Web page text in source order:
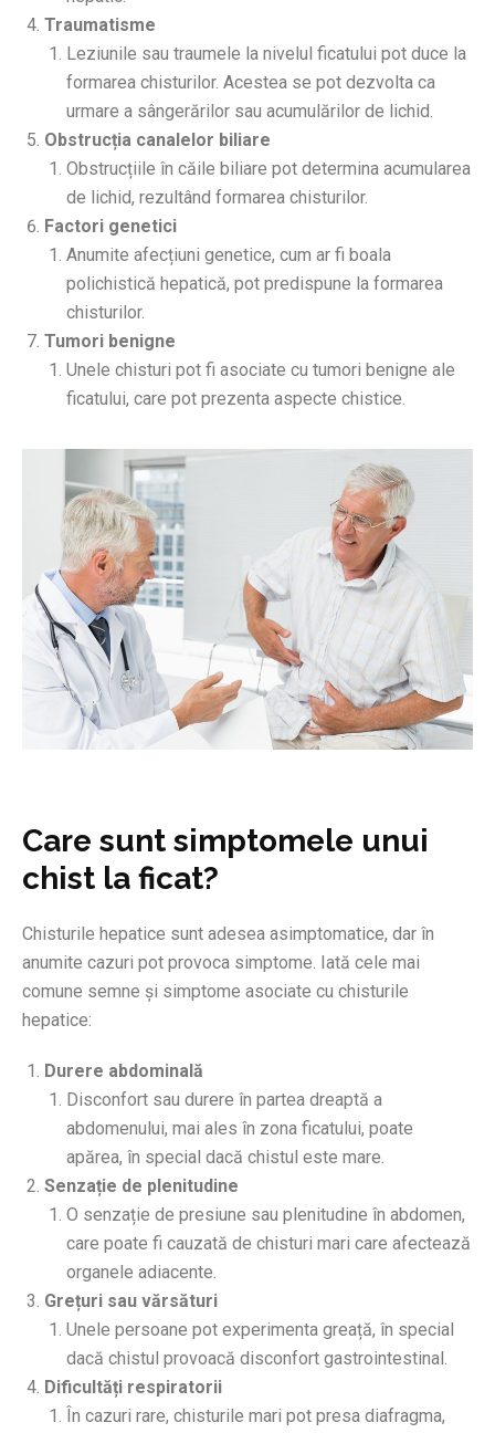
Traumatisme
Leziunile sau traumele la nivelul ficatului pot duce la
formarea chisturilor. Acestea se pot dezvolta ca
urmare a sângerărilor sau acumulărilor de lichid.
Obstrucția canalelor biliare
Obstrucțiile în căile biliare pot determina acumularea
de lichid, rezultând formarea chisturilor.
Factori genetici
Anumite afecțiuni genetice, cum ar fi boala
polichistică hepatică, pot predispune la formarea
chisturilor.
Tumori benigne
Unele chisturi pot fi asociate cu tumori benigne ale
ficatului, care pot prezenta aspecte chistice.
Care sunt simptomele unui
chist la ficat?
Chisturile hepatice sunt adesea asimptomatice, dar în
anumite cazuri pot provoca simptome. Iată cele mai
comune semne și simptome asociate cu chisturile
hepatice:
Durere abdominală
Disconfort sau durere în partea dreaptă a
abdomenului, mai ales în zona ficatului, poate
apărea, în special dacă chistul este mare.
Senzație de plenitudine
O senzație de presiune sau plenitudine în abdomen,
care poate fi cauzată de chisturi mari care afectează
organele adiacente.
Grețuri sau vărsături
Unele persoane pot experimenta greață, în special
dacă chistul provoacă disconfort gastrointestinal.
Dificultăți respiratorii
În cazuri rare, chisturile mari pot presa diafragma,